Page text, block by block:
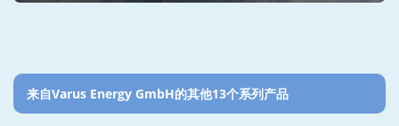
来自Varus Energy GmbH的其他13个系列产品‎